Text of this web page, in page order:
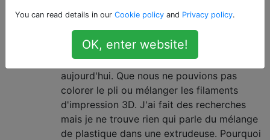
mélanger des couleurs de
filaments 3D dans une
extrudeuse?
Cela est venu dans l'un de mes groupes
aujourd'hui. Que nous ne pouvions pas
colorer le pli ou mélanger les filaments
d'impression 3D. J'ai fait des recherches
mais je ne trouve rien qui parle du mélange
de plastique dans une extrudeuse. Pourquoi
You can read details in our Cookie policy and Privacy policy.
OK, enter website!